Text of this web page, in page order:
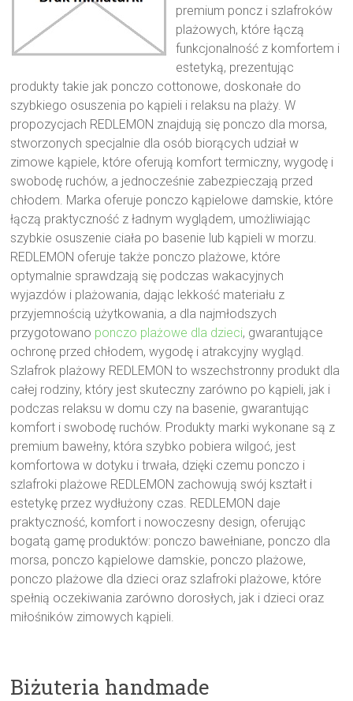
premium poncz i szlafroków
plażowych, które łączą
funkcjonalność z komfortem i
estetyką, prezentując
produkty takie jak ponczo cottonowe, doskonałe do
szybkiego osuszenia po kąpieli i relaksu na plaży. W
propozycjach REDLEMON znajdują się ponczo dla morsa,
stworzonych specjalnie dla osób biorących udział w
zimowe kąpiele, które oferują komfort termiczny, wygodę i
swobodę ruchów, a jednocześnie zabezpieczają przed
chłodem. Marka oferuje ponczo kąpielowe damskie, które
łączą praktyczność z ładnym wyglądem, umożliwiając
szybkie osuszenie ciała po basenie lub kąpieli w morzu.
REDLEMON oferuje także ponczo plażowe, które
optymalnie sprawdzają się podczas wakacyjnych
wyjazdów i plażowania, dając lekkość materiału z
przyjemnością użytkowania, a dla najmłodszych
przygotowano ponczo plażowe dla dzieci, gwarantujące
ochronę przed chłodem, wygodę i atrakcyjny wygląd.
Szlafrok plażowy REDLEMON to wszechstronny produkt dla
całej rodziny, który jest skuteczny zarówno po kąpieli, jak i
podczas relaksu w domu czy na basenie, gwarantując
komfort i swobodę ruchów. Produkty marki wykonane są z
premium bawełny, która szybko pobiera wilgoć, jest
komfortowa w dotyku i trwała, dzięki czemu ponczo i
szlafroki plażowe REDLEMON zachowują swój kształt i
estetykę przez wydłużony czas. REDLEMON daje
praktyczność, komfort i nowoczesny design, oferując
bogatą gamę produktów: ponczo bawełniane, ponczo dla
morsa, ponczo kąpielowe damskie, ponczo plażowe,
ponczo plażowe dla dzieci oraz szlafroki plażowe, które
spełnią oczekiwania zarówno dorosłych, jak i dzieci oraz
miłośników zimowych kąpieli.
Biżuteria handmade